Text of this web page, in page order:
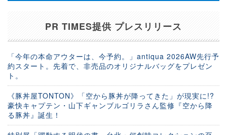
PR TIMES提供 プレスリリース
「今年の本命アウターは、今予約。」antiqua 2026AW先行予
約スタート。先着で、非売品のオリジナルバッグをプレゼン
ト。
《豚丼屋TONTON》「空から豚丼が降ってきた」が現実に!?
豪快キャプテン・山下ギャンブルゴリラさん監修『空から降
る豚丼』誕生！